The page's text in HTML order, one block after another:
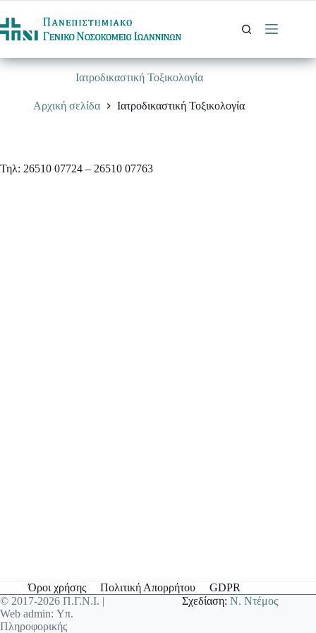
στο
περιεχόμενο
Ιατροδικαστική Τοξικολογία
Αρχική σελίδα Ιατροδικαστική Τοξικολογία
Τηλ: 26510 07724 – 26510 07763
Όροι χρήσης Πολιτική Απορρήτου
GDPR
© 2017-2026 Π.Γ.Ν.Ι. |
Web admin: Υπ.
Πληροφορικής
Σχεδίαση:Ν. Ντέμος